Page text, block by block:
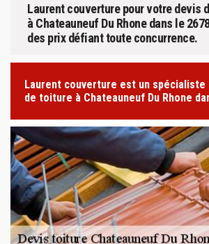
Laurent couverture pour votre devis
à Chateauneuf Du Rhone dans le
des prix défiant toute concurrence.
Laurent couverture est un spécialiste
de toiture à Chateauneuf Du Rhone